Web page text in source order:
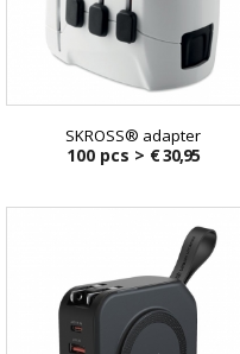
SKROSS® adapter
100 pcs > € 30,95